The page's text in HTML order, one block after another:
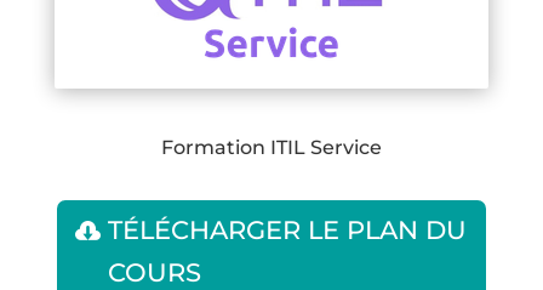
Formation ITIL Service
TÉLÉCHARGER LE PLAN DU
COURS